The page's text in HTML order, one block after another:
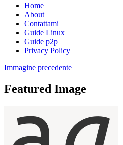
Home
About
Contattami
Guide Linux
Guide p2p
Privacy Policy
Immagine precedente
Featured Image